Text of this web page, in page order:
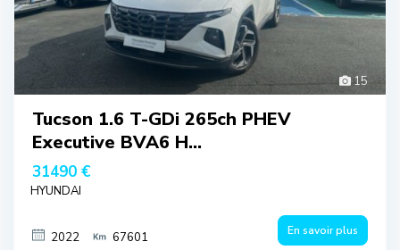
15
Tucson 1.6 T-GDi 265ch PHEV
Executive BVA6 H...
31490 €
HYUNDAI
2022 67601 En savoir plus